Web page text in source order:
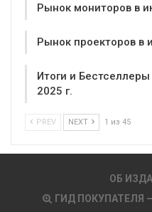
Рынок мониторов в
Рынок проекторов в
Итоги и
2025 г.
PREV NEXT 1 из 45
ОБ
ГИД ПОКУПАТЕЛЯ